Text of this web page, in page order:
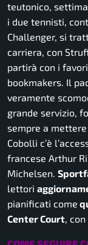
teutonico,
i due tennisti,
Challenger, si
carriera, con
partirà con i
bookmakers. Il
veramente
grande servizio,
sempre a
Cobolli c’è
francese Arthur
Michelsen.
lettori
pianificati come
Center Court, con